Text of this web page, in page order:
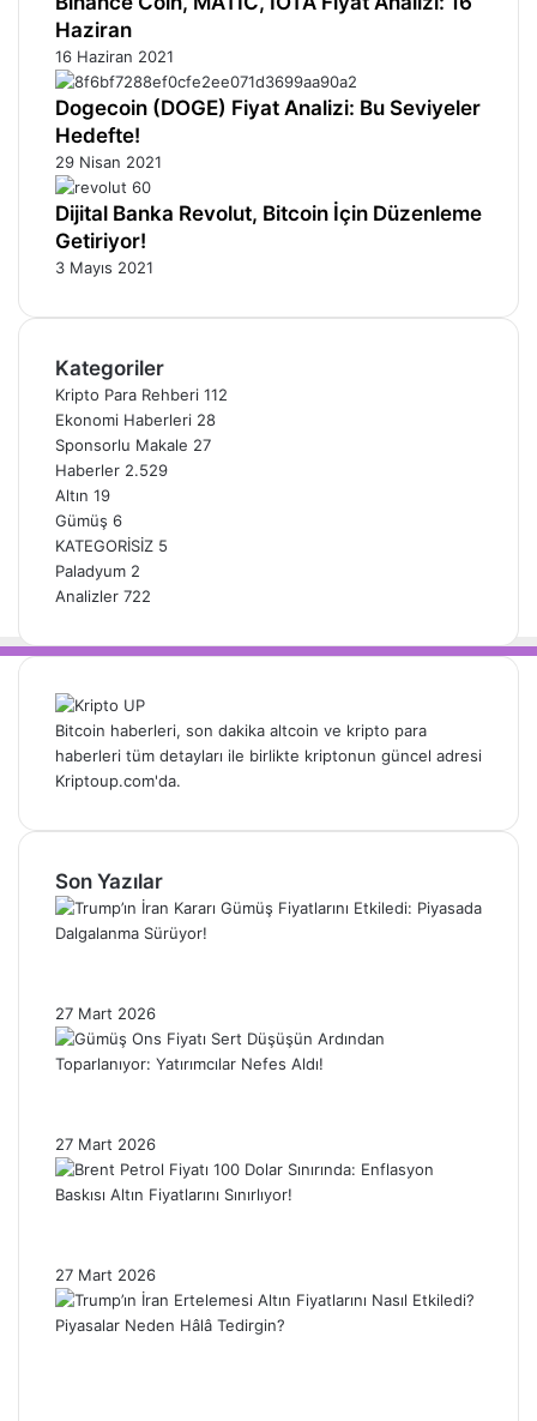
Haziran
16 Haziran 2021
Dogecoin (DOGE) Fiyat Analizi: Bu Seviyeler
Hedefte!
29 Nisan 2021
Dijital Banka Revolut, Bitcoin İçin Düzenleme
Getiriyor!
3 Mayıs 2021
Kategoriler
Kripto Para Rehberi 112
Ekonomi Haberleri 28
Sponsorlu Makale 27
Haberler 2.529
Altın 19
Gümüş 6
KATEGORİSİZ 5
Paladyum 2
Analizler 722
Bitcoin haberleri, son dakika altcoin ve kripto para
haberleri tüm detayları ile birlikte kriptonun güncel adresi
Kriptoup.com'da.
Son Yazılar
27 Mart 2026
27 Mart 2026
27 Mart 2026